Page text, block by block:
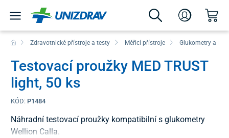
Zdravotnické přístroje a testy Měřicí přístroje Glukometry a
Testovací proužky MED TRUST
light, 50 ks
KÓD: P1484
Náhradní testovací proužky kompatibilní s glukometry
Wellion Calla.